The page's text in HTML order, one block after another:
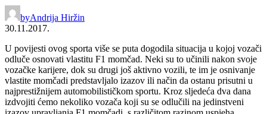
byAndrija Hiržin
30.11.2017.
U povijesti ovog sporta više se puta dogodila situacija u kojoj vozači
odluče osnovati vlastitu F1 momčad. Neki su to učinili nakon svoje
vozačke karijere, dok su drugi još aktivno vozili, te im je osnivanje
vlastite momčadi predstavljalo izazov ili način da ostanu prisutni u
najprestižnijem automobilističkom sportu. Kroz sljedeća dva dana
izdvojiti ćemo nekoliko vozača koji su se odlučili na jedinstveni